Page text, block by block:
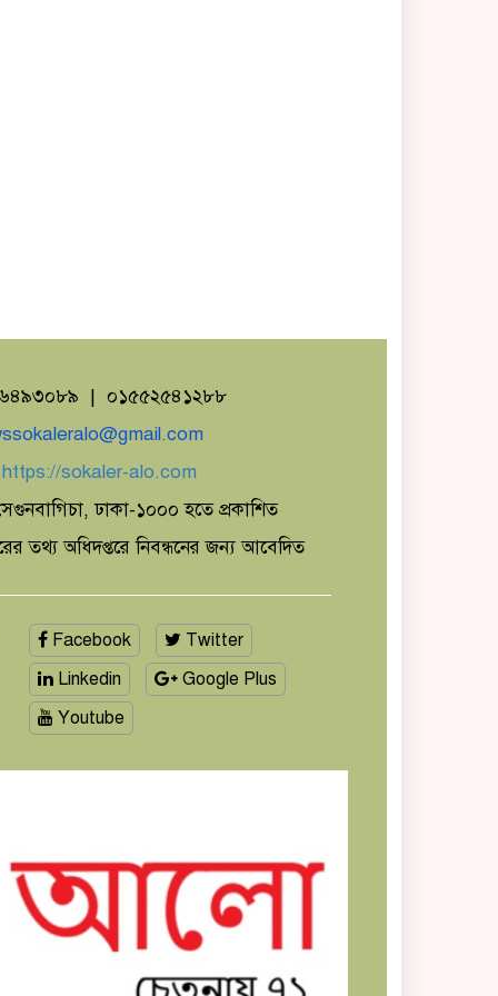
| ০১৫৫২৫৪১২৮৮
https://sokaler-alo.com
ঢাকা-১০০০ হতে প্রকাশিত
তথ্য অধিদপ্তরে নিবন্ধনের জন্য আবেদিত
Facebook
Twitter
Linkedin
Google Plus
Youtube